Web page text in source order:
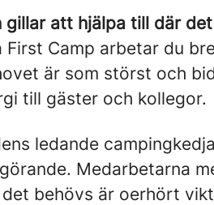
att hjälpa till där
First Camp arbetar du
är som störst och
till gäster och kollegor.
ledande
Medarbetarna
behövs är oerhört